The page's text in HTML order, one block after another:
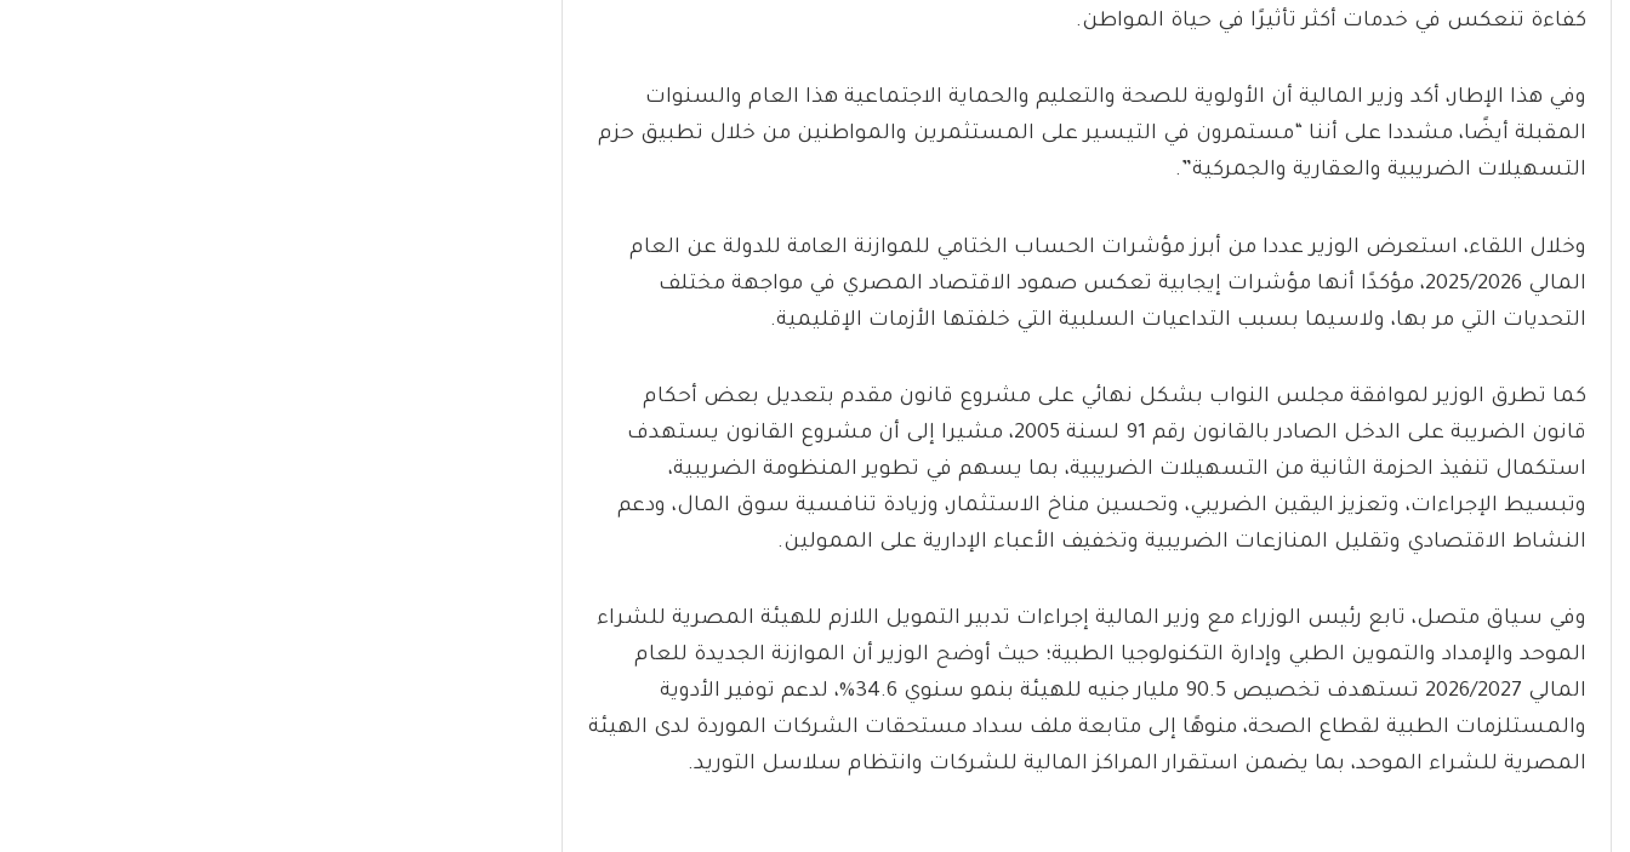
كفاءة تنعكس في خدمات أكثر تأثيرًا في حياة المواطن.
وفي هذا الإطار، أكد وزير المالية أن الأولوية للصحة والتعليم والحماية الاجتماعية هذا العام والسنوات
المقبلة أيضًا، مشددا على أننا “مستمرون في التيسير على المستثمرين والمواطنين من خلال تطبيق حزم
التسهيلات الضريبية والعقارية والجمركية”.
وخلال اللقاء، استعرض الوزير عددا من أبرز مؤشرات الحساب الختامي للموازنة العامة للدولة عن العام
المالي 2025/2026، مؤكدًا أنها مؤشرات إيجابية تعكس صمود الاقتصاد المصري في مواجهة مختلف
التحديات التي مر بها، ولاسيما بسبب التداعيات السلبية التي خلفتها الأزمات الإقليمية.
كما تطرق الوزير لموافقة مجلس النواب بشكل نهائي على مشروع قانون مقدم بتعديل بعض أحكام
قانون الضريبة على الدخل الصادر بالقانون رقم 91 لسنة 2005، مشيرا إلى أن مشروع القانون يستهدف
استكمال تنفيذ الحزمة الثانية من التسهيلات الضريبية، بما يسهم في تطوير المنظومة الضريبية،
وتبسيط الإجراءات، وتعزيز اليقين الضريبي، وتحسين مناخ الاستثمار، وزيادة تنافسية سوق المال، ودعم
النشاط الاقتصادي وتقليل المنازعات الضريبية وتخفيف الأعباء الإدارية على الممولين.
وفي سياق متصل، تابع رئيس الوزراء مع وزير المالية إجراءات تدبير التمويل اللازم للهيئة المصرية للشراء
الموحد والإمداد والتموين الطبي وإدارة التكنولوجيا الطبية؛ حيث أوضح الوزير أن الموازنة الجديدة للعام
المالي 2026/2027 تستهدف تخصيص 90.5 مليار جنيه للهيئة بنمو سنوي 34.6%، لدعم توفير الأدوية
والمستلزمات الطبية لقطاع الصحة، منوهًا إلى متابعة ملف سداد مستحقات الشركات الموردة لدى الهيئة
المصرية للشراء الموحد، بما يضمن استقرار المراكز المالية للشركات وانتظام سلاسل التوريد.